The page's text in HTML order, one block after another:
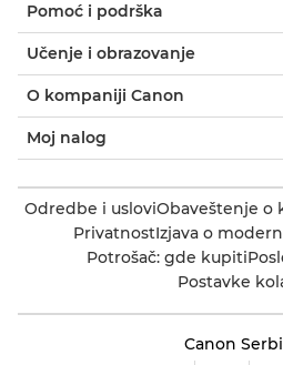
Pomoć i podrška
Učenje i obrazovanje
O kompaniji Canon
Moj nalog
Odredbe i usloviObaveštenje o
PrivatnostIzjava o
Potrošač: gde kupiti
Postavke
Canon